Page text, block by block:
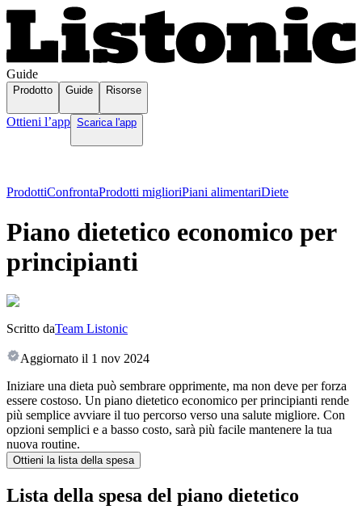
Guide
Prodotto Guide Risorse
Ottieni l’app Scarica l'app
ProdottiConfrontaProdotti miglioriPiani alimentariDiete
Piano dietetico economico per
principianti
Scritto daTeam Listonic
Aggiornato il 1 nov 2024
Iniziare una dieta può sembrare opprimente, ma non deve per forza
essere costoso. Un piano dietetico economico per principianti rende
più semplice avviare il tuo percorso verso una salute migliore. Con
opzioni semplici e a basso costo, sarà più facile mantenere la tua
nuova routine.
Ottieni la lista della spesa
Lista della spesa del piano dietetico